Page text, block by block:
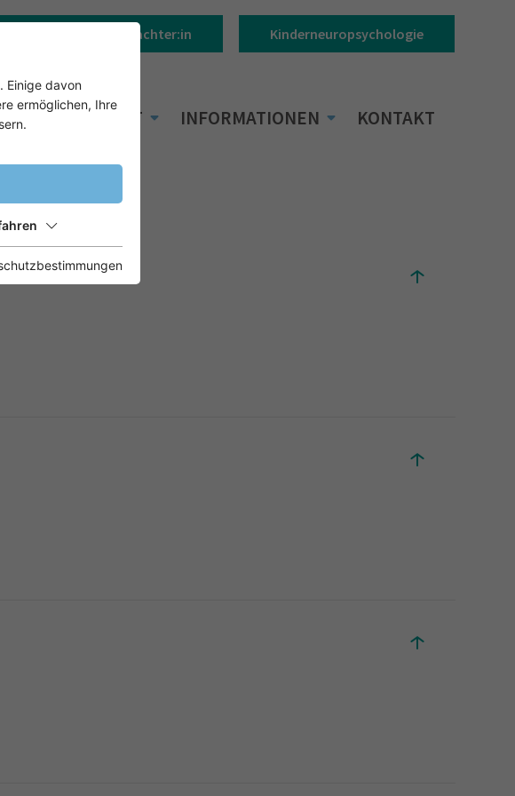
Einige davon
ermöglichen, Ihre
psychologische:r Gutachter:in Kinderneuropsychologie
UNSER ANGEBOT INFORMATIONEN KONTAKT